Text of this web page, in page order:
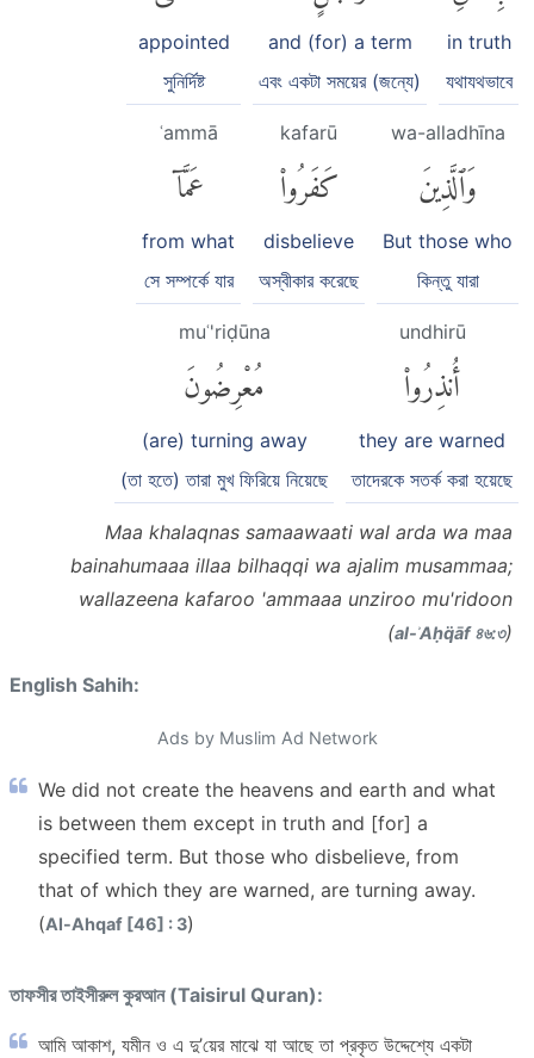
in truth
যথাযথভাবে
and (for) a term
এবং একটা সময়ের (জন্যে)
appointed
সুনির্দিষ্ট
wa-alladhīna
وَٱلَّذِينَ
But those who
কিন্তু যারা
kafarū
كَفَرُوا۟
disbelieve
অস্বীকার করেছে
ʿammā
عَمَّآ
from what
সে সম্পর্কে যার
undhirū
أُنذِرُوا۟
they are warned
তাদেরকে সতর্ক করা হয়েছে
muʿ'riḍūna
مُعْرِضُونَ
(are) turning away
(তা হতে) তারা মুখ ফিরিয়ে নিয়েছে
Maa khalaqnas samaawaati wal arda wa maa
bainahumaaa illaa bilhaqqi wa ajalim musammaa;
wallazeena kafaroo 'ammaaa unziroo mu'ridoon
(al-ʾAḥq̈āf ৪৬:৩)
English Sahih:
Ads by Muslim Ad Network
We did not create the heavens and earth and what
is between them except in truth and [for] a
specified term. But those who disbelieve, from
that of which they are warned, are turning away.
(Al-Ahqaf [46] : 3)
তাফসীর তাইসীরুল কুরআন (Taisirul Quran):
আমি আকাশ, যমীন ও এ দু’য়ের মাঝে যা আছে তা প্রকৃত উদ্দেশ্যে একটা